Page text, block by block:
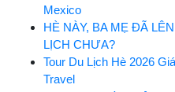
Mexico
HÈ NÀY, BA MẸ ĐÃ
LỊCH CHƯA?
Tour Du Lịch Hè 2026
Travel